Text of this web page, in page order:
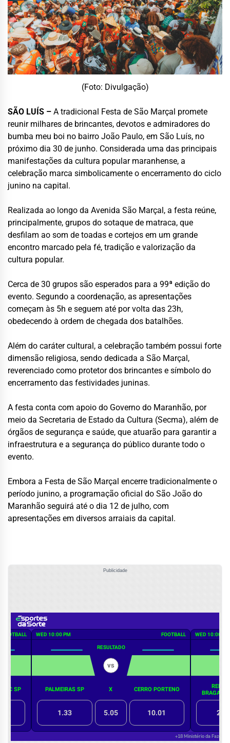
(Foto: Divulgação)
SÃO LUÍS – A tradicional Festa de São Marçal promete
reunir milhares de brincantes, devotos e admiradores do
bumba meu boi no bairro João Paulo, em São Luís, no
próximo dia 30 de junho. Considerada uma das principais
manifestações da cultura popular maranhense, a
celebração marca simbolicamente o encerramento do ciclo
junino na capital.
Realizada ao longo da Avenida São Marçal, a festa reúne,
principalmente, grupos do sotaque de matraca, que
desfilam ao som de toadas e cortejos em um grande
encontro marcado pela fé, tradição e valorização da
cultura popular.
Cerca de 30 grupos são esperados para a 99ª edição do
evento. Segundo a coordenação, as apresentações
começam às 5h e seguem até por volta das 23h,
obedecendo à ordem de chegada dos batalhões.
Além do caráter cultural, a celebração também possui forte
dimensão religiosa, sendo dedicada a São Marçal,
reverenciado como protetor dos brincantes e símbolo do
encerramento das festividades juninas.
A festa conta com apoio do Governo do Maranhão, por
meio da Secretaria de Estado da Cultura (Secma), além de
órgãos de segurança e saúde, que atuarão para garantir a
infraestrutura e a segurança do público durante todo o
evento.
Embora a Festa de São Marçal encerre tradicionalmente o
período junino, a programação oficial do São João do
Maranhão seguirá até o dia 12 de julho, com
apresentações em diversos arraiais da capital.
Publicidade